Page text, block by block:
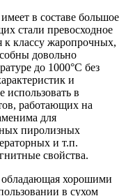
в составе большое
стали превосходное
к классу жаропрочных,
довольно
до 1000°С без
и
использовать в
работающих на
для
пиролизных
и т.п.
свойства.
обладающая хорошими
в сухом